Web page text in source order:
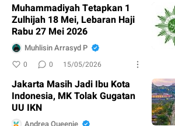
Muhammadiyah Tetapkan 1
Zulhijah 18 Mei, Lebaran Haji
Rabu 27 Mei 2026
Muhlisin Arrasyd P
0 0 15/05/2026
Jakarta Masih Jadi Ibu Kota
Indonesia, MK Tolak Gugatan
UU IKN